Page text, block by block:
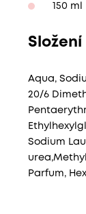
150 ml
Složení
Aqua,
20/6
Sodium
Parfum,